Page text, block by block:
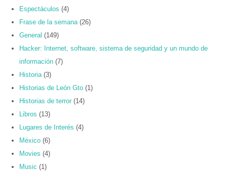
Espectáculos (4)
Frase de la semana (26)
General (149)
Hacker: Internet, software, sistema de seguridad y un mundo de
información (7)
Historia (3)
Historias de León Gto (1)
Historias de terror (14)
Libros (13)
Lugares de Interés (4)
México (6)
Movies (4)
Music (1)